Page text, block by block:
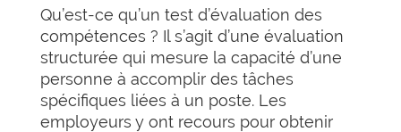
Qu’est-ce qu’un test d’évaluation des
compétences ? Il s’agit d’une évaluation
structurée qui mesure la capacité d’une
personne à accomplir des tâches
spécifiques liées à un poste. Les
employeurs y ont recours pour obtenir